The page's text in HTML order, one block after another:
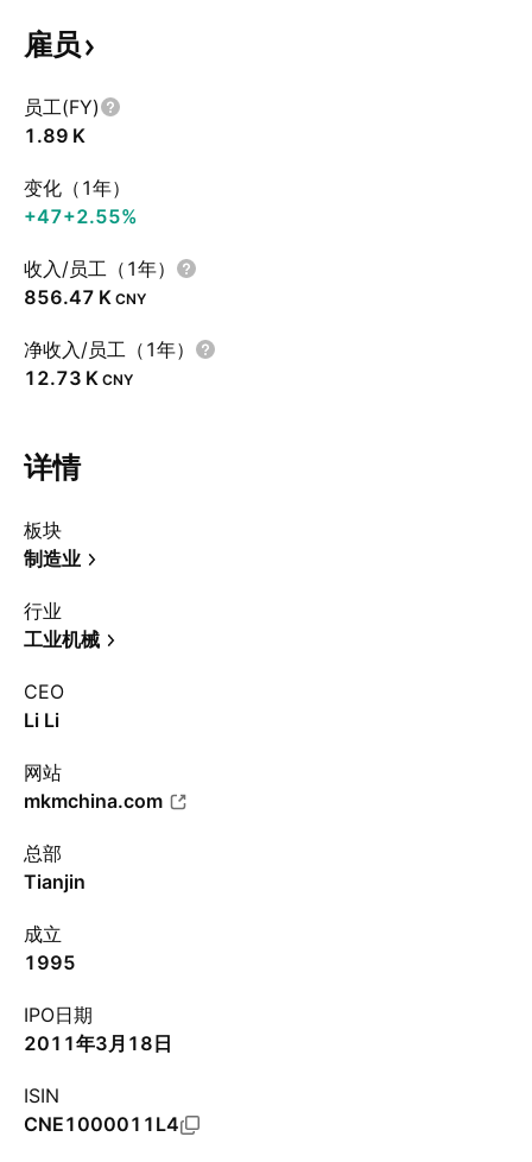
雇员
员工(FY)
‪1.89 K‬
变化（1年）
+47+2.55%
收入/员工（1年）
‪856.47 K‬ CNY
净收入/员工（1年）
‪12.73 K‬ CNY
详情
板块
制造业
行业
工业机械
CEO
Li Li
网站
mkmchina.com
总部
Tianjin
成立
1995
IPO日期
2011年3月18日
ISIN
CNE1000011L4